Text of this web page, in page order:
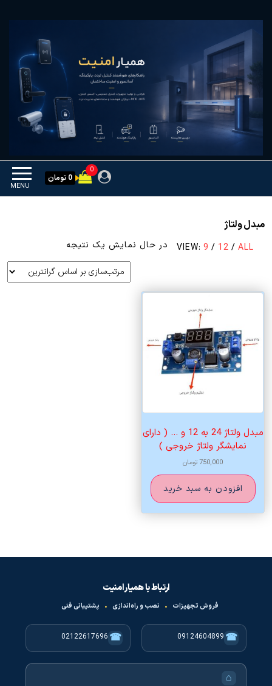
همیار امنیت
MENU
0
0 تومان
مبدل ولتاژ
VIEW: 9 / 12 / ALL در حال نمایش یک نتیجه
مبدل ولتاژ 24 به 12 و … ( دارای
نمایشگر ولتاژ خروجی )
750,000تومان
افزودن به سبد خرید
ارتباط با همیار امنیت
فروش تجهیزات • نصب و راه‌اندازی • پشتیبانی فنی
☎
09124604899
☎
02122617696
⌂